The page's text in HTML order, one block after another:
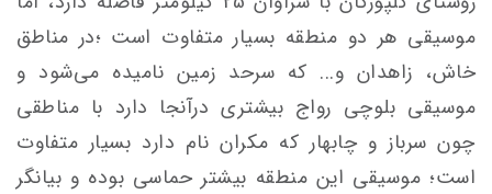
موسیقی هر دو منطقه بسیار متفاوت است ؛در مناطق
خاش، زاهدان و... که سرحد زمین نامیده می‌شود و
موسیقی بلوچی رواج بیشتری درآنجا دارد با مناطقی
چون سرباز و چابهار که مکران نام دارد بسیار متفاوت
است؛ موسیقی این منطقه بیشتر حماسی بوده و بیانگر